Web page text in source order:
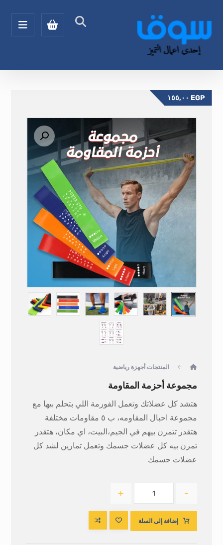
تكبير الصورة
المنتجات أجهزة رياضية
مجموعة أحزمة المقاومة
EGP
هتشد كل عضلاتك وتعمل الفورمة اللي بتحلم بيها مع
مجموعة احبال المقاومه، ب ٥ مقاومات مختلفة
هتقدر تتمرن بيهم في الجيم،البيت، اي مكان، هتقدر
تمرن بيه كل عضلات جسمك وتعمل تمارين لشد كل
عضلات جسمك
-
+
إضافة إلى السلة